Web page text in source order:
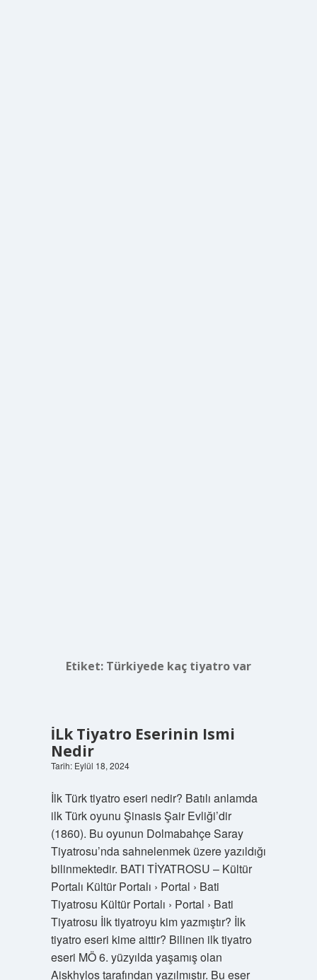
Etiket: Türkiyede kaç tiyatro var
İLk Tiyatro Eserinin Ismi
Nedir
Tarih: Eylül 18, 2024
İlk Türk tiyatro eseri nedir? Batılı anlamda
ilk Türk oyunu Şinasis Şair Evliği’dir
(1860). Bu oyunun Dolmabahçe Saray
Tiyatrosu’nda sahnelenmek üzere yazıldığı
bilinmektedir. BATI TİYATROSU – Kültür
Portalı Kültür Portalı › Portal › Bati
Tiyatrosu Kültür Portalı › Portal › Bati
Tiyatrosu İlk tiyatroyu kim yazmıştır? İlk
tiyatro eseri kime aittir? Bilinen ilk tiyatro
eseri MÖ 6. yüzyılda yaşamış olan
Aiskhylos tarafından yazılmıştır. Bu eser